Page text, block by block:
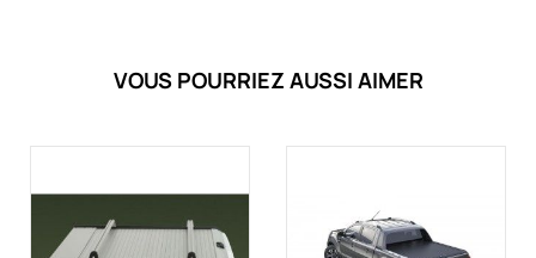
VOUS POURRIEZ AUSSI AIMER